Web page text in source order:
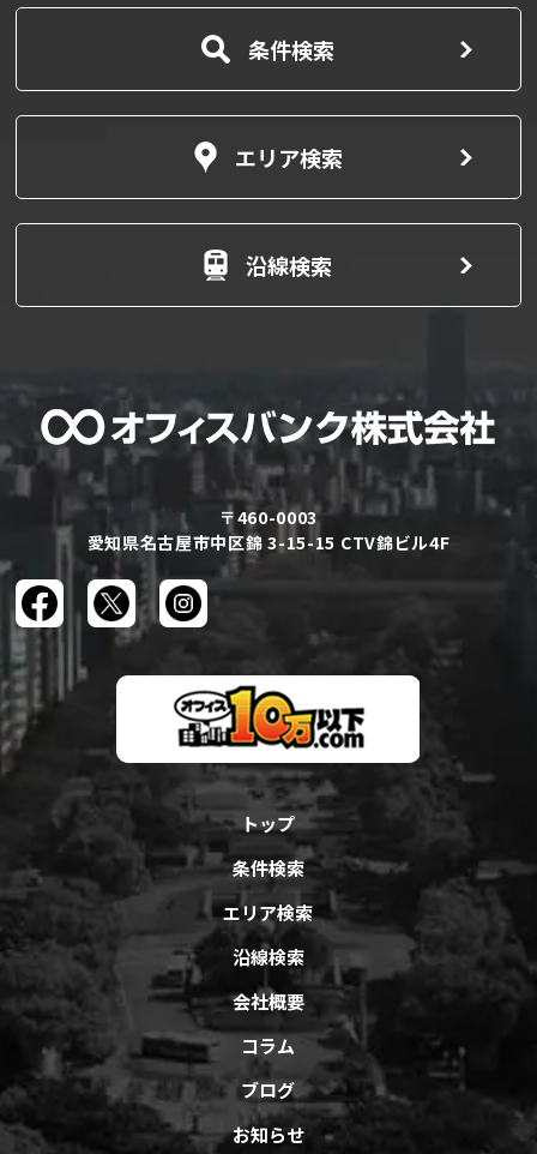
条件検索
エリア検索
沿線検索
〒460-0003
愛知県名古屋市中区錦 3-15-15 CTV錦ビル4F
トップ
条件検索
エリア検索
沿線検索
会社概要
コラム
ブログ
お知らせ